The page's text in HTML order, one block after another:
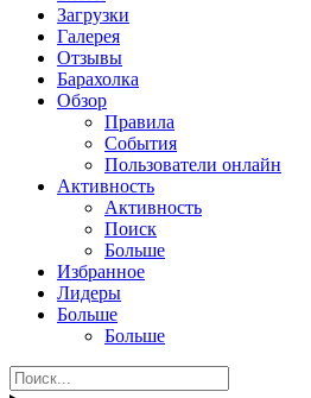
Загрузки
Галерея
Отзывы
Барахолка
Обзор
Правила
События
Пользователи онлайн
Активность
Активность
Поиск
Больше
Избранное
Лидеры
Больше
Больше